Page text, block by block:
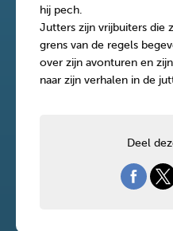
hij pech.
Jutters zijn vrijbuiters die
grens van de regels
over zijn avonturen en
naar zijn verhalen in de
Deel